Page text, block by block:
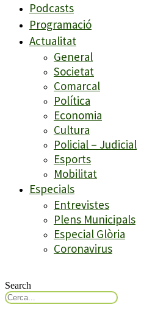
Podcasts
Programació
Actualitat
General
Societat
Comarcal
Política
Economia
Cultura
Policial – Judicial
Esports
Mobilitat
Especials
Entrevistes
Plens Municipals
Especial Glòria
Coronavirus
Search